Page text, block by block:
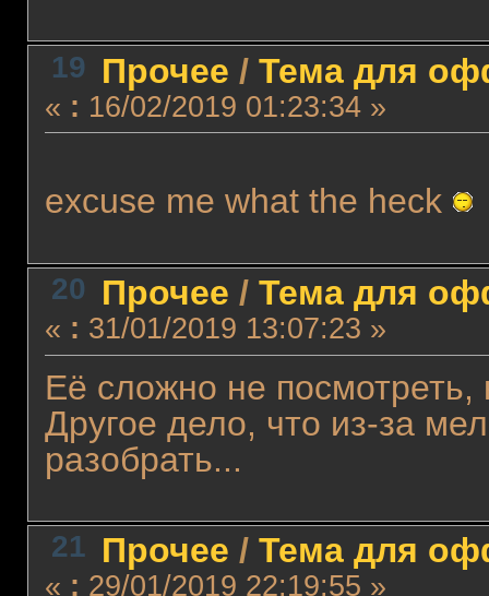
19 Прочее / Тема для
« : 16/02/2019 01:23:34 »
excuse me what the heck
20 Прочее / Тема для
« : 31/01/2019 13:07:23 »
Её сложно не
Другое дело, что из-за
разобрать...
21 Прочее / Тема для
« : 29/01/2019 22:19:55 »